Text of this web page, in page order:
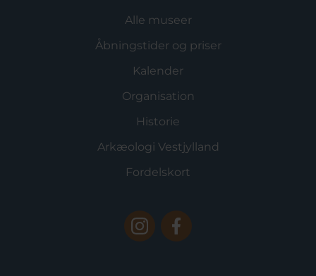
Alle museer
Åbningstider og priser
Kalender
Organisation
Historie
Arkæologi Vestjylland
Fordelskort